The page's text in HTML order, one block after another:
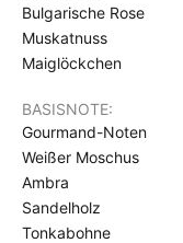
Bulgarische Rose
Muskatnuss
Maiglöckchen
BASISNOTE:
Gourmand-Noten
Weißer Moschus
Ambra
Sandelholz
Tonkabohne